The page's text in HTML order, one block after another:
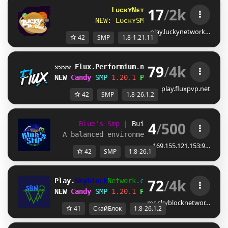
LᴜᴄᴋʏNᴇᴛᴡᴏʀᴋ
[1.8 - 1.21.11]
NEW: L ᴜᴄᴋʏSM (Cᴏᴘᴘᴇʀ Uᴘᴅᴀᴛᴇ)
17/2k
play.luckynetwork…
42 SMP 1.8-1.21.11
⚒⚒⚒⚒ Flux. Performium. net ⚒⚒⚒⚒
[1.8-26.1.2]
NEW Candy SMP 1.20.1 Play Now!
79/4k
play.fluxpvp.net
42 SMP 1.8-26.1.2
Blue's Smp Build-Claims
1.8 -
A balanced environment for multiplayer
4/500
169.155.121.153:9…
42 SMP 1.8-26.1
Play.SkyblockNetwork.com [1.8-26.1.2]
NEW Candy SMP 1.20.1 Play Now!
72/4k
mc.skyblocknetwor…
41 СкайБлок 1.8-26.1.2